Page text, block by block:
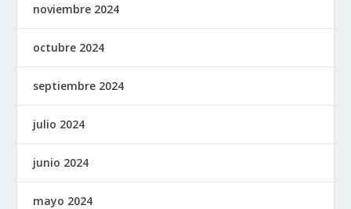
noviembre 2024
octubre 2024
septiembre 2024
julio 2024
junio 2024
mayo 2024